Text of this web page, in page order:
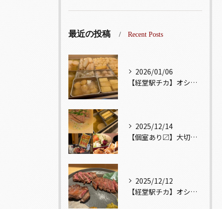
最近の投稿 Recent Posts
2026/01/06
【経堂駅チカ】オシャレ居酒屋🏮出汁が美味しいおでんがオススメ...
2025/12/14
【個室あり〼】大切な記念日、お祝い事でのご来店ぜひお待ちして...
2025/12/12
【経堂駅チカ】オシャレ居酒屋🏮自慢のお肉が楽しめる🐃お得なコ...